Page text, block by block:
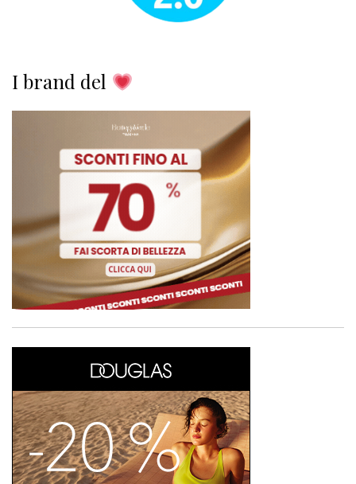
I brand del